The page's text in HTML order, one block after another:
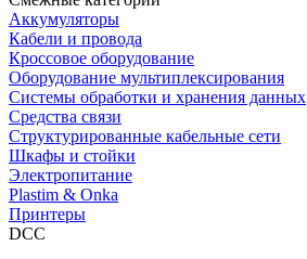
Аккумуляторы
Кабели и провода
Кроссовое оборудование
Оборудование мультиплексирования
Системы обработки и хранения данных
Средства связи
Структурированные кабельные сети
Шкафы и стойки
Электропитание
Plastim & Onka
Принтеры
DCC